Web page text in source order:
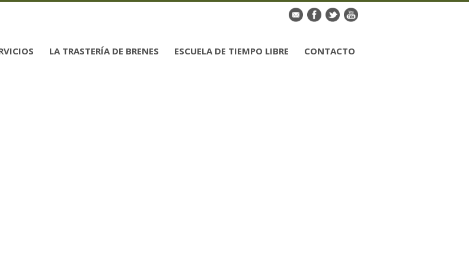
LA TRASTERÍA DE BRENES ESCUELA DE TIEMPO LIBRE CONTACTO